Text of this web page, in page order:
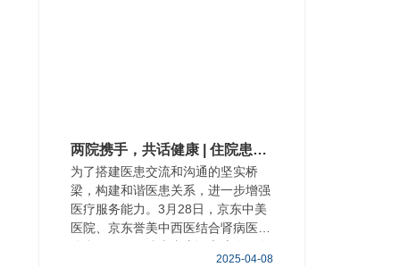
两院携手，共话健康 | 住院患者座谈交流会温暖开启
为了搭建医患交流和沟通的坚实桥
梁，构建和谐医患关系，进一步增强
医疗服务能力。3月28日，京东中美
医院、京东誉美中西医结合肾病医院
2025-04-08